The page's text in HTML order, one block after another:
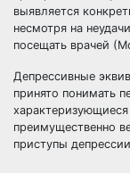
выявляется
несмотря на
посещать врачей
Депрессивные
принято понимать
преимущественно
приступы